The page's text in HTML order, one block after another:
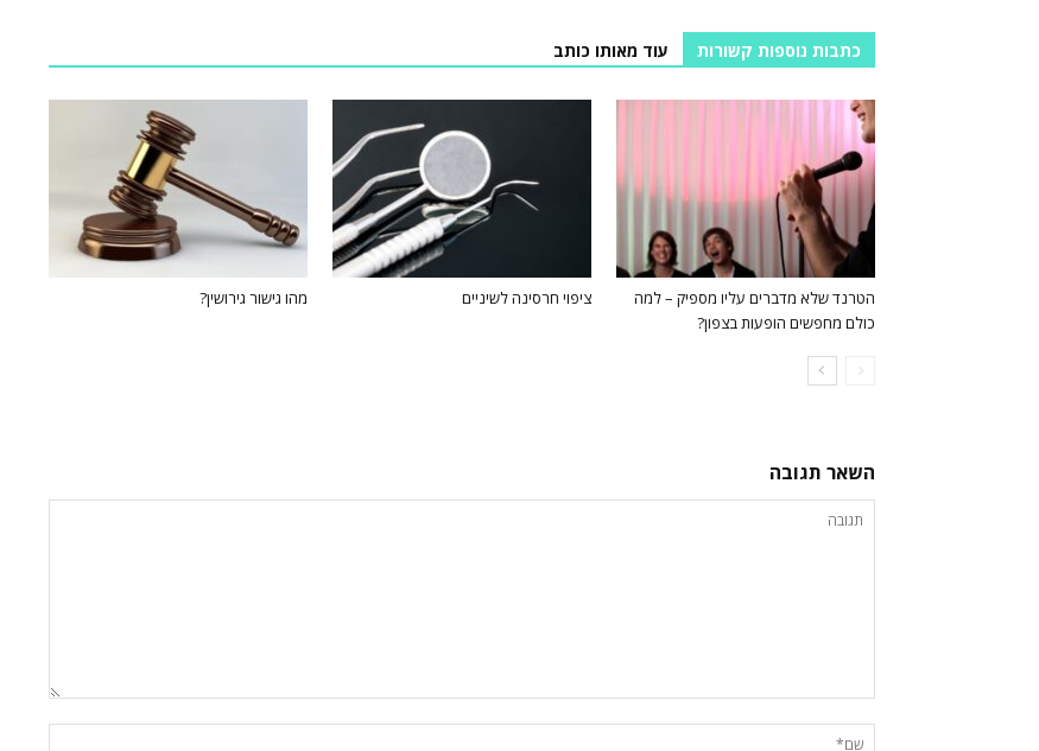
כתבות נוספות קשורות עוד מאותו כותב
הטרנד שלא מדברים עליו מספיק – למה
כולם מחפשים הופעות בצפון?
ציפוי חרסינה לשיניים מהו גישור גירושין?
השאר תגובה